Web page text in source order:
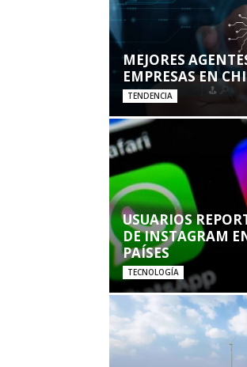
MEJORES
EMPRESAS EN
TENDENCIA
USUARIOS
DE INSTAGRAM
PAÍSES
TECNOLOGÍA